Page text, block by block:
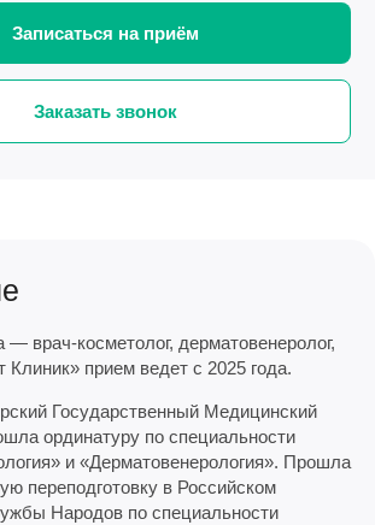
Записаться на приём
Заказать звонок
врач-косметолог, дерматовенеролог,
Клиник» прием ведет с 2025 года.
Государственный Медицинский
ординатуру по специальности
и «Дерматовенерология». Прошла
переподготовку в Российском
Народов по специальности